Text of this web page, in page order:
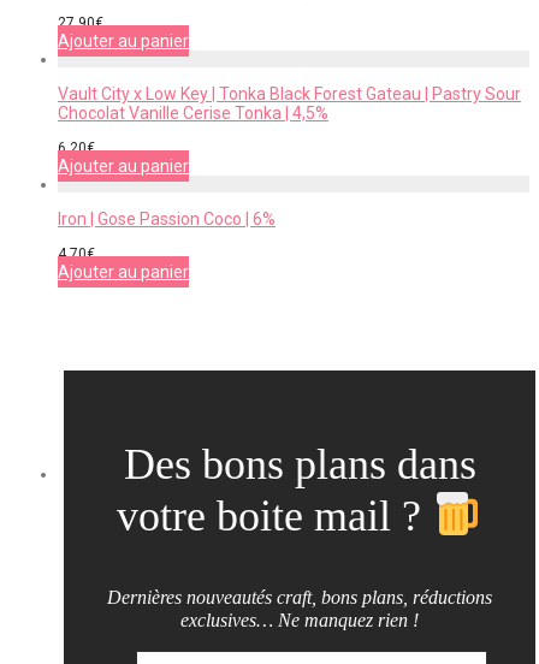
27,90€
Ajouter au panier
Vault City x Low Key | Tonka Black Forest Gateau | Pastry Sour
Chocolat Vanille Cerise Tonka | 4,5%
6,20€
Ajouter au panier
Iron | Gose Passion Coco | 6%
4,70€
Ajouter au panier
Des bons plans dans
votre boite mail ?
Dernières nouveautés craft, bons plans, réductions
exclusives… Ne manquez rien !